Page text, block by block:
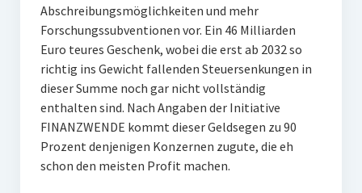
Abschreibungsmöglichkeiten und mehr
Forschungssubventionen vor. Ein 46 Milliarden
Euro teures Geschenk, wobei die erst ab 2032 so
richtig ins Gewicht fallenden Steuersenkungen in
dieser Summe noch gar nicht vollständig
enthalten sind. Nach Angaben der Initiative
FINANZWENDE kommt dieser Geldsegen zu 90
Prozent denjenigen Konzernen zugute, die eh
schon den meisten Profit machen.